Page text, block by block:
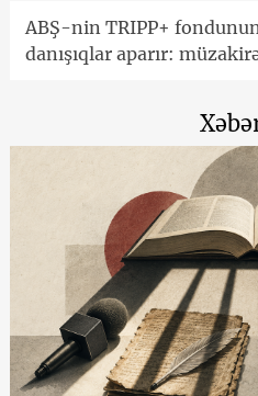
ABŞ-nin TRIPP+
danışıqlar aparır: